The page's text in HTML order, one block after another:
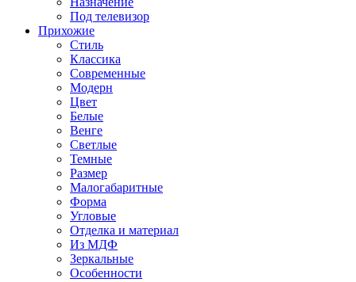
Под телевизор
Прихожие
Стиль
Классика
Современные
Модерн
Цвет
Белые
Венге
Светлые
Темные
Размер
Малогабаритные
Форма
Угловые
Отделка и материал
Из МДФ
Зеркальные
Особенности